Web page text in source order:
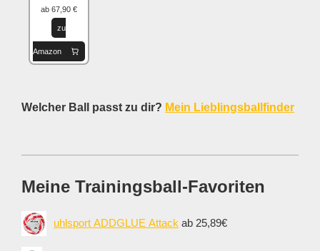
ab 67,90 €
zu
Amazon
Welcher Ball passt zu dir? Mein Lieblingsballfinder
Meine Trainingsball-Favoriten
uhlsport ADDGLUE Attack ab 25,89€